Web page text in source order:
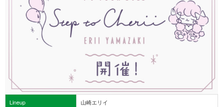
Lineup
山崎エリイ